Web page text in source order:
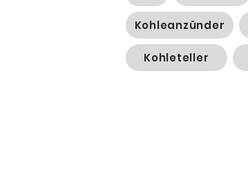
Kohleanzünder
Kohleteller